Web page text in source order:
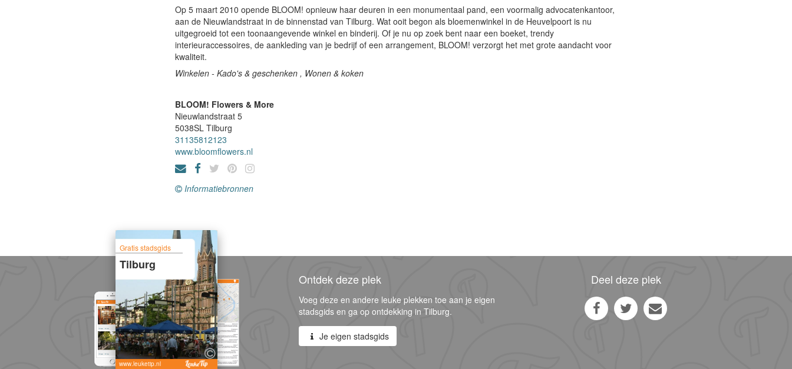
Op 5 maart 2010 opende BLOOM! opnieuw haar deuren in een monumentaal pand, een voormalig advocatenkantoor,
aan de Nieuwlandstraat in de binnenstad van Tilburg. Wat ooit begon als bloemenwinkel in de Heuvelpoort is nu
uitgegroeid tot een toonaangevende winkel en binderij. Of je nu op zoek bent naar een boeket, trendy
interieuraccessoires, de aankleding van je bedrijf of een arrangement, BLOOM! verzorgt het met grote aandacht voor
kwaliteit.
Winkelen - Kado's & geschenken , Wonen & koken
BLOOM! Flowers & More
Nieuwlandstraat 5
5038SL Tilburg
31135812123
www.bloomflowers.nl
Informatiebronnen
Gratis stadsgids
Tilburg
www.leuketip.nl
Ontdek deze plek
Voeg deze en andere leuke plekken toe aan je eigen
stadsgids en ga op ontdekking in Tilburg.
Je eigen stadsgids
Deel deze plek